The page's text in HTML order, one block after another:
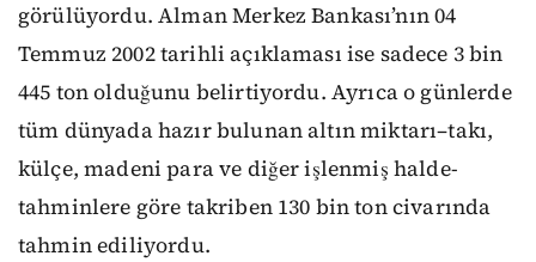
görülüyordu. Alman Merkez Bankası’nın 04
Temmuz 2002 tarihli açıklaması ise sadece 3 bin
445 ton olduğunu belirtiyordu. Ayrıca o günlerde
tüm dünyada hazır bulunan altın miktarı–takı,
külçe, madeni para ve diğer işlenmiş halde-
tahminlere göre takriben 130 bin ton civarında
tahmin ediliyordu.